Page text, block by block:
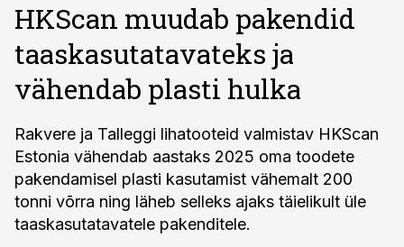
HKScan muudab pakendid
taaskasutatavateks ja
vähendab plasti hulka
Rakvere ja Talleggi lihatooteid valmistav HKScan
Estonia vähendab aastaks 2025 oma toodete
pakendamisel plasti kasutamist vähemalt 200
tonni võrra ning läheb selleks ajaks täielikult üle
taaskasutatavatele pakenditele.